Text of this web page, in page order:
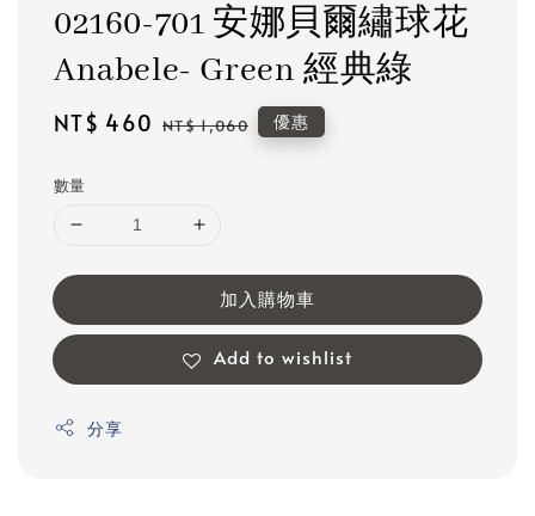
02160-701 安娜貝爾繡球花
Anabele- Green 經典綠
Sale
NT$ 460 Regular
NT$ 1,060 優惠
數量
加入購物車
Add to wishlist
分享